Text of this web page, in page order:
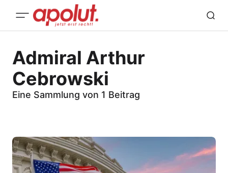
Admiral Arthur
Cebrowski
Eine Sammlung von 1 Beitrag